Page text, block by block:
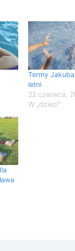
Termy
letni
22 czerwca,
W „dzieci"